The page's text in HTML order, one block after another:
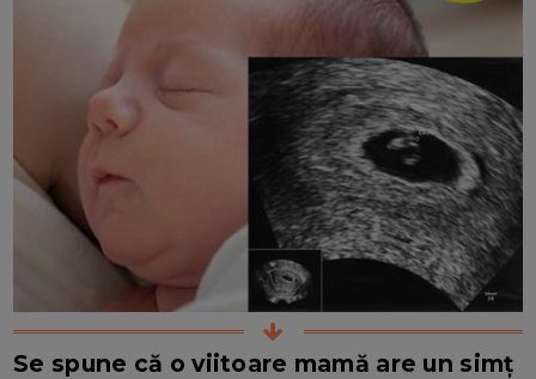
Se spune că o viitoare mamă are un simț